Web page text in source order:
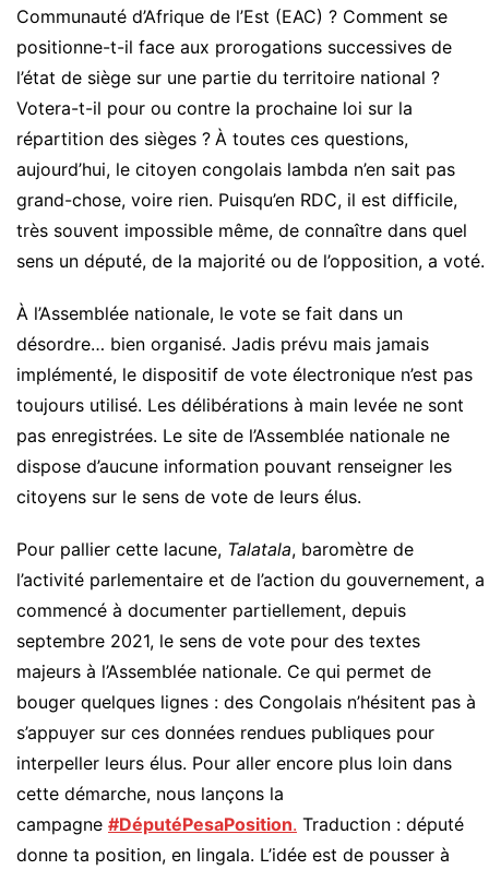
Communauté d’Afrique de l’Est (EAC) ? Comment se
positionne-t-il face aux prorogations successives de
l’état de siège sur une partie du territoire national ?
Votera-t-il pour ou contre la prochaine loi sur la
répartition des sièges ? À toutes ces questions,
aujourd’hui, le citoyen congolais lambda n’en sait pas
grand-chose, voire rien. Puisqu’en RDC, il est difficile,
très souvent impossible même, de connaître dans quel
sens un député, de la majorité ou de l’opposition, a voté.
À l’Assemblée nationale, le vote se fait dans un
désordre… bien organisé. Jadis prévu mais jamais
implémenté, le dispositif de vote électronique n’est pas
toujours utilisé. Les délibérations à main levée ne sont
pas enregistrées. Le site de l’Assemblée nationale ne
dispose d’aucune information pouvant renseigner les
citoyens sur le sens de vote de leurs élus.
Pour pallier cette lacune, Talatala, baromètre de
l’activité parlementaire et de l’action du gouvernement, a
commencé à documenter partiellement, depuis
septembre 2021, le sens de vote pour des textes
majeurs à l’Assemblée nationale. Ce qui permet de
bouger quelques lignes : des Congolais n’hésitent pas à
s’appuyer sur ces données rendues publiques pour
interpeller leurs élus. Pour aller encore plus loin dans
cette démarche, nous lançons la
campagne #DéputéPesaPosition. Traduction : député
donne ta position, en lingala. L’idée est de pousser à